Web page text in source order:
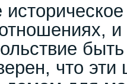
что